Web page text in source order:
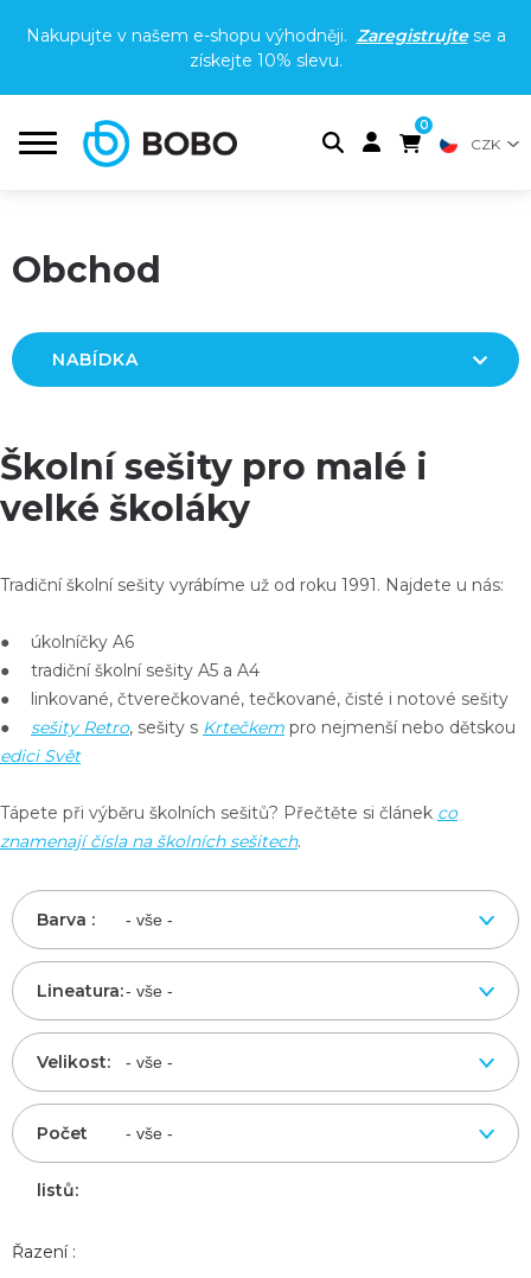
Nakupujte v našem e-shopu výhodněji. Zaregistrujtese a
získejte 10% slevu.
0
CZK
Obchod
NABÍDKA
Školní sešity pro malé i
velké školáky
Tradiční školní sešity vyrábíme už od roku 1991. Najdete u nás:
● úkolníčky A6
● tradiční školní sešity A5 a A4
● linkované, čtverečkované, tečkované, čisté i notové sešity
● sešity Retro, sešity s Krtečkem pro nejmenší nebo dětskou
edici Svět
Tápete při výběru školních sešitů? Přečtěte si článek co
znamenají čísla na školních sešitech.
Barva :
Lineatura:
Velikost:
Počet
listů:
Řazení :